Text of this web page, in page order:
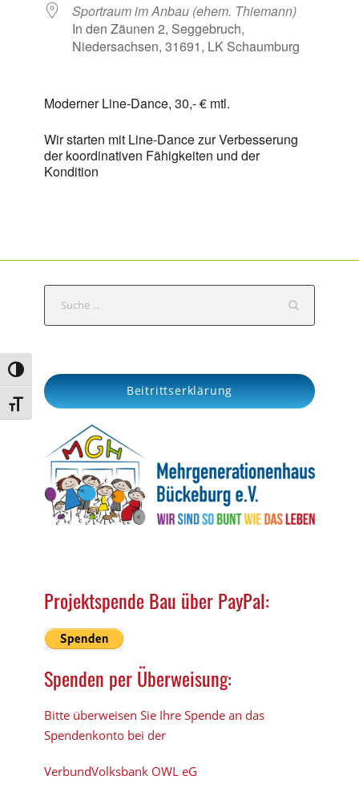
Umschalten auf hohe Kontraste
Schrift vergrößern
Sportraum im Anbau (ehem. Thiemann)
In den Zäunen 2, Seggebruch,
Niedersachsen, 31691, LK Schaumburg
Moderner Line-Dance, 30,- € mtl.
Wir starten mit Line-Dance zur Verbesserung
der koordinativen Fähigkeiten und der
Kondition
h
Beitrittserklärung
Projektspende Bau über PayPal:
Spenden per Überweisung:
Bitte überweisen Sie Ihre Spende an das
Spendenkonto bei der
VerbundVolksbank OWL eG